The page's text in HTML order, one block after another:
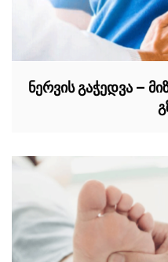
ნერვის გაჭედვა –